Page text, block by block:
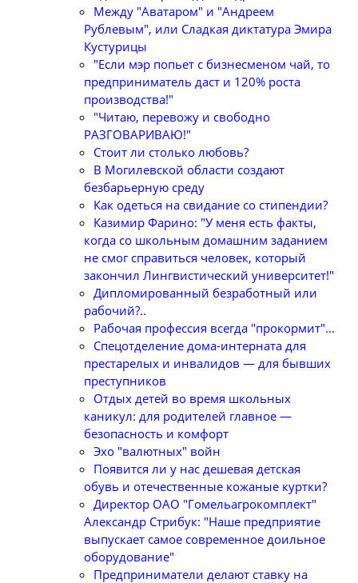
Между "Аватаром" и "Андреем
Рублевым", или Сладкая диктатура Эмира
Кустурицы
"Если мэр попьет с бизнесменом чай, то
предприниматель даст и 120% роста
производства!"
"Читаю, перевожу и свободно
РАЗГОВАРИВАЮ!"
Стоит ли столько любовь?
В Могилевской области создают
безбарьерную среду
Как одеться на свидание со стипендии?
Казимир Фарино: "У меня есть факты,
когда со школьным домашним заданием
не смог справиться человек, который
закончил Лингвистический университет!"
Дипломированный безработный или
рабочий?..
Рабочая профессия всегда "прокормит"...
Спецотделение дома-интерната для
престарелых и инвалидов — для бывших
преступников
Отдых детей во время школьных
каникул: для родителей главное —
безопасность и комфорт
Эхо "валютных" войн
Появится ли у нас дешевая детская
обувь и отечественные кожаные куртки?
Директор ОАО "Гомельагрокомплект"
Александр Стрибук: "Наше предприятие
выпускает самое современное доильное
оборудование"
Предприниматели делают ставку на